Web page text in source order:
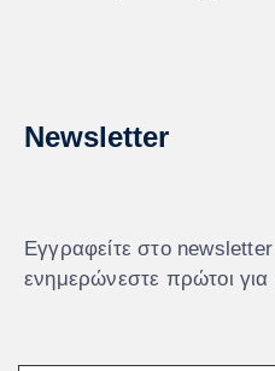
Newsletter
Εγγραφείτε στο
ενημερώνεστε πρώτοι